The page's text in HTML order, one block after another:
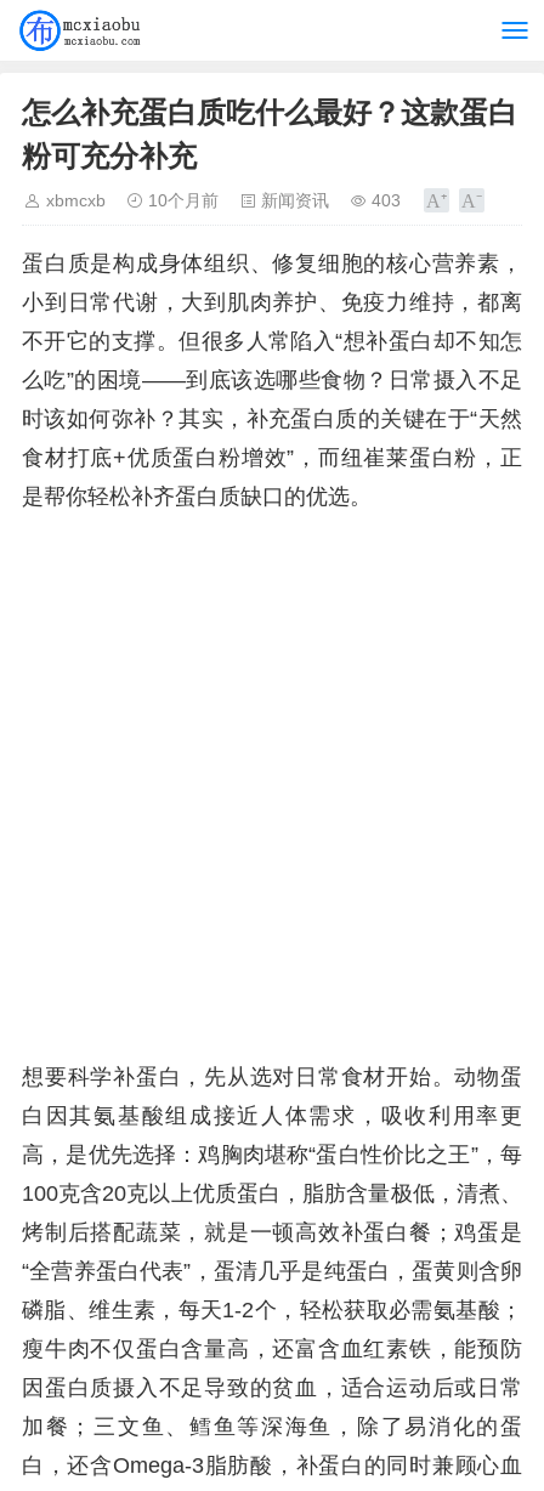
怎么补充蛋白质吃什么最好？这款蛋白
粉可充分补充
xbmcxb 10个月前 新闻资讯 403
蛋白质是构成身体组织、修复细胞的核心营养素，
小到日常代谢，大到肌肉养护、免疫力维持，都离
不开它的支撑。但很多人常陷入“想补蛋白却不知怎
么吃”的困境——到底该选哪些食物？日常摄入不足
时该如何弥补？其实，补充蛋白质的关键在于“天然
食材打底+优质蛋白粉增效”，而纽崔莱蛋白粉，正
是帮你轻松补齐蛋白质缺口的优选。
想要科学补蛋白，先从选对日常食材开始。动物蛋
白因其氨基酸组成接近人体需求，吸收利用率更
高，是优先选择：鸡胸肉堪称“蛋白性价比之王”，每
100克含20克以上优质蛋白，脂肪含量极低，清煮、
烤制后搭配蔬菜，就是一顿高效补蛋白餐；鸡蛋是
“全营养蛋白代表”，蛋清几乎是纯蛋白，蛋黄则含卵
磷脂、维生素，每天1-2个，轻松获取必需氨基酸；
瘦牛肉不仅蛋白含量高，还富含血红素铁，能预防
因蛋白质摄入不足导致的贫血，适合运动后或日常
加餐；三文鱼、鳕鱼等深海鱼，除了易消化的蛋
白，还含Omega-3脂肪酸，补蛋白的同时兼顾心血